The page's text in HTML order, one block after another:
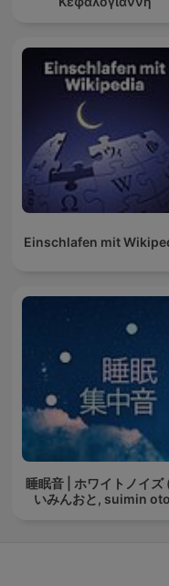
Einschlafen mit
睡眠音 | ホワイトノイズ
いみんおと, suimin